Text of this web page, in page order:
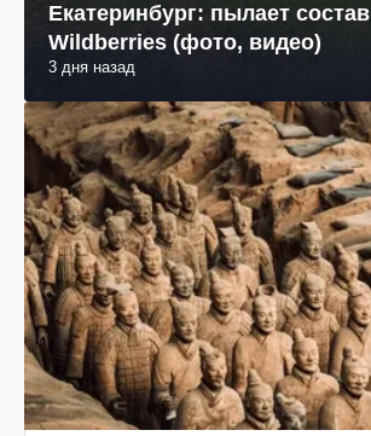
Екатеринбург: пылает состав
Wildberries (фото, видео)
3 дня назад